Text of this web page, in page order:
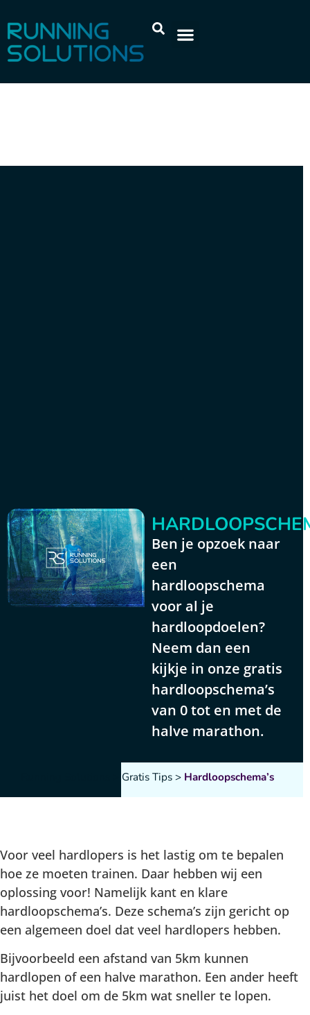
Ben je opzoek naar
een
hardloopschema
voor al je
hardloopdoelen?
Neem dan een
kijkje in onze gratis
hardloopschema’s
van 0 tot en met de
halve marathon.
Gratis Tips > Hardloopschema’s
Voor veel hardlopers is het lastig om te bepalen
hoe ze moeten trainen. Daar hebben wij een
oplossing voor! Namelijk kant en klare
hardloopschema’s. Deze schema’s zijn gericht op
een algemeen doel dat veel hardlopers hebben.
Bijvoorbeeld een afstand van 5km kunnen
hardlopen of een halve marathon. Een ander heeft
juist het doel om de 5km wat sneller te lopen.